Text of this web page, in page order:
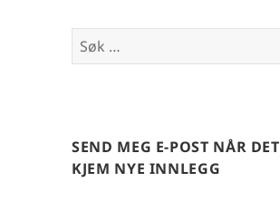
Søk
etter:
SEND MEG E-POST NÅR DET
KJEM NYE INNLEGG